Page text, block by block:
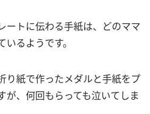
ートに伝わる手紙は、どのママ
るようです。
り紙で作ったメダルと手紙をプ
が、何回もらっても泣いてしま